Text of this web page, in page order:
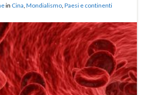
in Cina, Mondialismo, Paesi e continenti